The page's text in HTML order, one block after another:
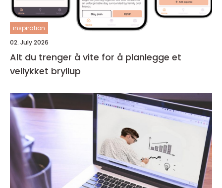
inspiration
02. July 2026
Alt du trenger å vite for å planlegge et
vellykket bryllup